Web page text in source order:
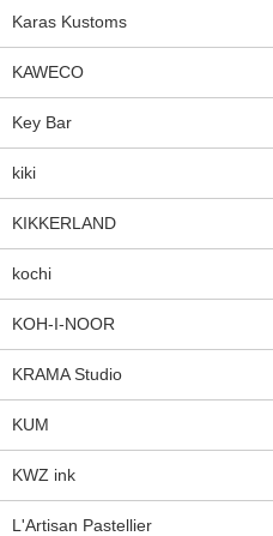
Karas Kustoms
KAWECO
Key Bar
kiki
KIKKERLAND
kochi
KOH-I-NOOR
KRAMA Studio
KUM
KWZ ink
L'Artisan Pastellier